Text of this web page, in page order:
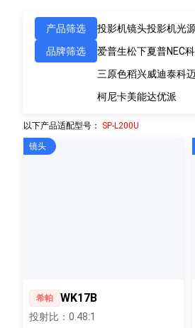
产品筛选 投影机镜头投影机光
品牌筛选
爱普生松下夏普NEC
三原色稻兴威迪泰科
柯尼卡美能达优派
以下产品适配型号： SP-L200U
希帕 WK17B
投射比：0.48:1
镜头